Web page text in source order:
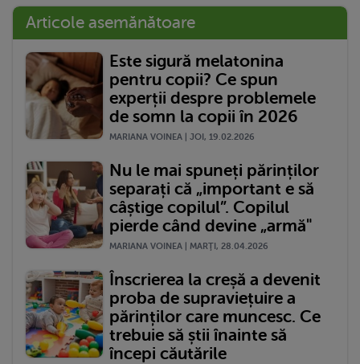
Articole asemănătoare
Este sigură melatonina
pentru copii? Ce spun
experții despre problemele
de somn la copii în 2026
MARIANA VOINEA | JOI, 19.02.2026
Nu le mai spuneți părinților
separați că „important e să
câștige copilul”. Copilul
pierde când devine „armă"
MARIANA VOINEA | MARŢI, 28.04.2026
Înscrierea la creșă a devenit
proba de supraviețuire a
părinților care muncesc. Ce
trebuie să știi înainte să
începi căutările